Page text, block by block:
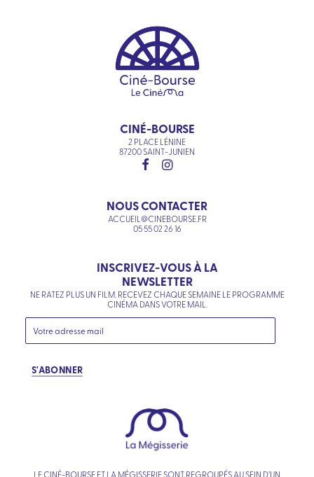
CINÉ-BOURSE
2 PLACE LÉNINE
87200 SAINT-JUNIEN
NOUS CONTACTER
ACCUEIL@CINEBOURSE.FR
05 55 02 26 16
INSCRIVEZ-VOUS À LA
NEWSLETTER
NE RATEZ PLUS UN FILM. RECEVEZ CHAQUE SEMAINE LE PROGRAMME
CINÉMA DANS VOTRE MAIL.
S'ABONNER
LE CINÉ-BOURSE ET LA MÉGISSERIE SONT REGROUPÉS AU SEIN D’UN